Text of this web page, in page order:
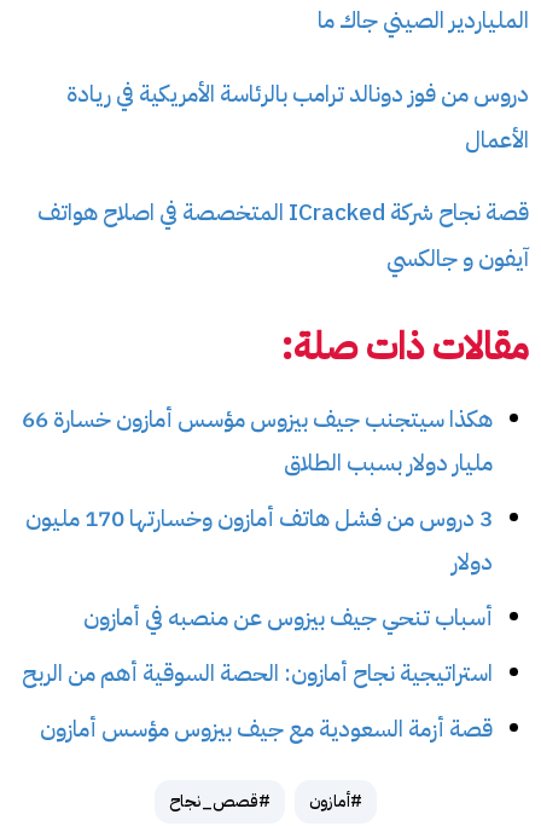
الملياردير الصيني جاك ما
دروس من فوز دونالد ترامب بالرئاسة الأمريكية في ريادة
الأعمال
قصة نجاح شركة ICracked المتخصصة في اصلاح هواتف
آيفون و جالكسي
مقالات ذات صلة:
هكذا سيتجنب جيف بيزوس مؤسس أمازون خسارة 66
مليار دولار بسبب الطلاق
3 دروس من فشل هاتف أمازون وخسارتها 170 مليون
دولار
أسباب تنحي جيف بيزوس عن منصبه في أمازون
استراتيجية نجاح أمازون: الحصة السوقية أهم من الربح
قصة أزمة السعودية مع جيف بيزوس مؤسس أمازون
#أمازون #قصص_نجاح